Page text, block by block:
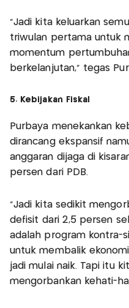
“Jadi kita keluarkan
triwulan pertama untuk
momentum
berkelanjutan,” tegas
5. Kebijakan Fiskal
Purbaya menekankan
dirancang ekspansif
anggaran dijaga di
persen dari PDB.
"Jadi kita sedikit
defisit dari 2,5 persen
adalah program kontra-
untuk membalik
jadi mulai naik. Tapi itu
mengorbankan kehati-